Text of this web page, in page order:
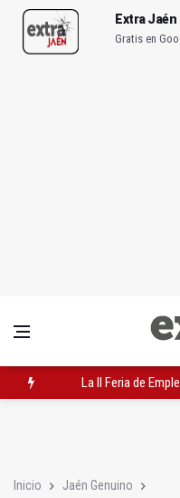
Extra Jaén
Gratis en
La II Feria de
El PP acusa al
Inicio
Jaén Genuino